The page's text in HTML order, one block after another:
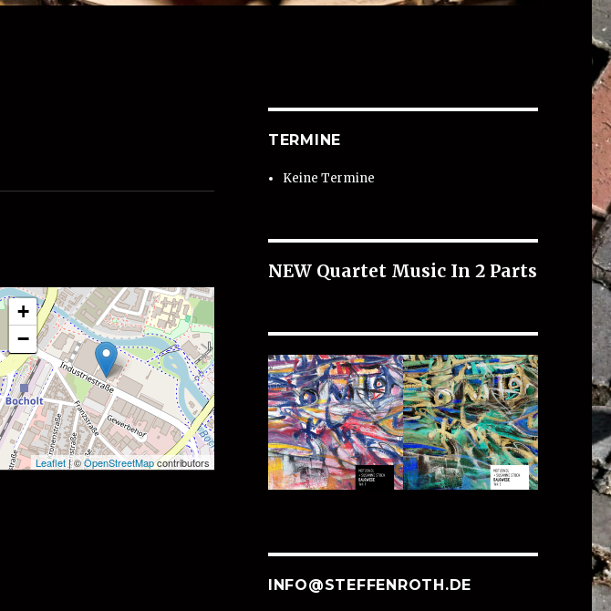
+
−
Leaflet| ©OpenStreetMapcontributors
TERMINE
Keine Termine
NEW Quartet Music In 2 Parts
INFO@STEFFENROTH.DE